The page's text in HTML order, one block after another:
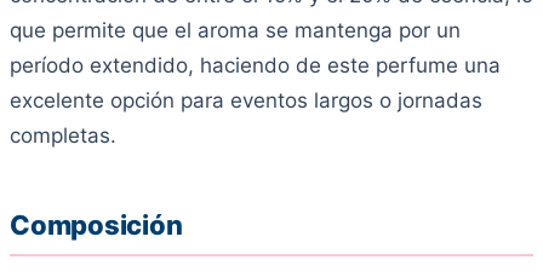
que permite que el aroma se mantenga por un
período extendido, haciendo de este perfume una
excelente opción para eventos largos o jornadas
completas.
Composición